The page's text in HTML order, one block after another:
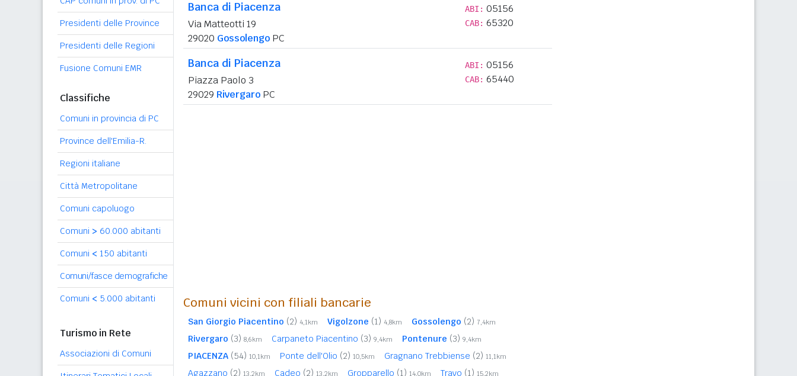
Presidenti delle Province
Presidenti delle Regioni
Fusione Comuni EMR
Classifiche
Comuni in provincia di PC
Province dell'Emilia-R.
Regioni italiane
Città Metropolitane
Comuni capoluogo
Comuni > 60.000 abitanti
Comuni < 150 abitanti
Comuni/fasce demografiche
Comuni < 5.000 abitanti
Turismo in Rete
Associazioni di Comuni
Banca di Piacenza
Via Matteotti 19
29020 Gossolengo PC
ABI: 05156
CAB: 65320
Banca di Piacenza
Piazza Paolo 3
29029 Rivergaro PC
ABI: 05156
CAB: 65440
Comuni vicini con filiali bancarie
San Giorgio Piacentino (2) 4,1km Vigolzone (1) 4,8km Gossolengo (2) 7,4km
Rivergaro (3) 8,6km Carpaneto Piacentino (3) 9,4km Pontenure (3) 9,4km
PIACENZA (54) 10,1km Ponte dell'Olio (2) 10,5km Gragnano Trebbiense (2) 11,1km
Agazzano (2) 13,2km Cadeo (2) 13,2km Gropparello (1) 14,0km Travo (1) 15,2km